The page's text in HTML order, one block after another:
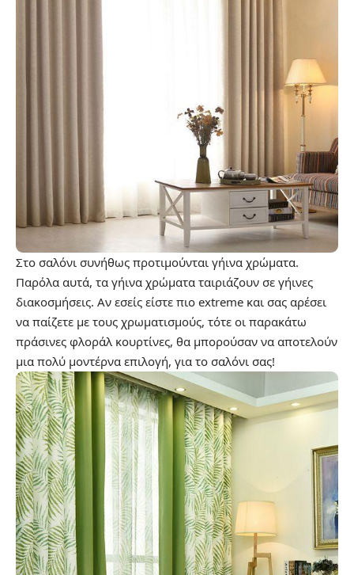
Στο σαλόνι συνήθως προτιμούνται γήινα χρώματα.
Παρόλα αυτά, τα γήινα χρώματα ταιριάζουν σε γήινες
διακοσμήσεις. Αν εσείς είστε πιο extreme και σας αρέσει
να παίζετε με τους χρωματισμούς, τότε οι παρακάτω
πράσινες φλοράλ κουρτίνες, θα μπορούσαν να αποτελούν
μια πολύ μοντέρνα επιλογή, για το σαλόνι σας!